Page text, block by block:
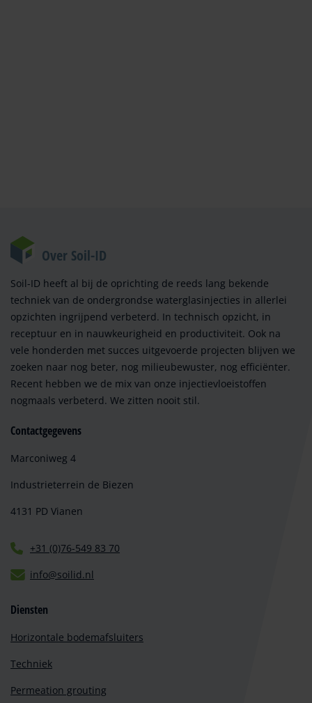
Over Soil-ID
Soil-ID heeft al bij de oprichting de reeds lang bekende
techniek van de ondergrondse waterglasinjecties in allerlei
opzichten ingrijpend verbeterd. In technisch opzicht, in
receptuur en in nauwkeurigheid en productiviteit. Ook na
vele honderden met succes uitgevoerde projecten blijven we
zoeken naar nog beter, nog milieubewuster, nog efficiënter.
Recent hebben we de mix van onze injectievloeistoffen
nogmaals verbeterd. We zitten nooit stil.
Diensten
Horizontale bodemafsluiters
Techniek
Permeation grouting
Contactgegevens
Marconiweg 4
Industrieterrein de Biezen
4131 PD Vianen
+31 (0)76-549 83 70
info@soilid.nl